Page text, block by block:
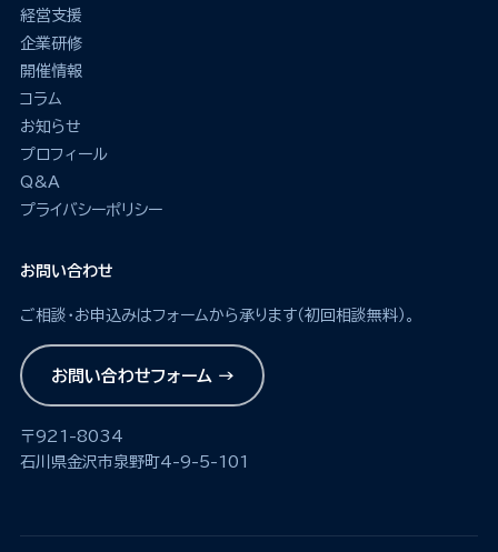
経営支援
企業研修
開催情報
コラム
お知らせ
プロフィール
Q&A
プライバシーポリシー
お問い合わせ
ご相談・お申込みはフォームから承ります（初回相談無料）。
お問い合わせフォーム →
〒921-8034
石川県金沢市泉野町4-9-5-101